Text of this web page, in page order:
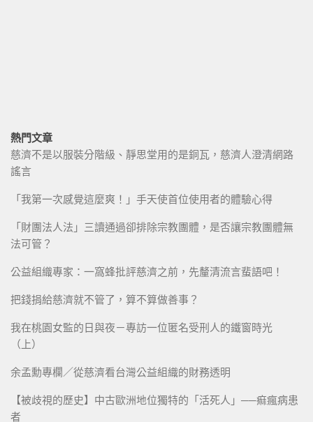
熱門文章
慈濟不是以服裝分階級、靜思堂用的是銅瓦，慈濟人澄清網路
謠言
「我第一次感覺這麼爽！」手天使首位使用者的體驗心得
「財團法人法」三讀通過卻排除宗教團體，是否讓宗教團體無
法可管？
公益組織專家：一窩蜂批評慈濟之前，先釐清流言蜚語吧！
把錢捐給慈濟就不管了，算不算做善事？
我在桃園女監的日與夜－專訪一位匿名受刑人的鐵窗時光
（上）
余孟勳專欄／從慈濟看台灣公益組織的財務透明
【被歧視的歷史】中古歐洲地位獨特的「活死人」──痲瘋病患
者